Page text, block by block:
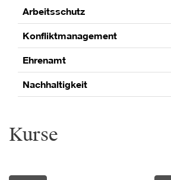
Arbeitsschutz
Konfliktmanagement
Ehrenamt
Nachhaltigkeit
Kurse